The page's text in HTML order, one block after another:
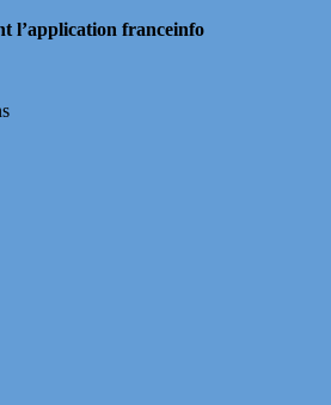
l’application franceinfo